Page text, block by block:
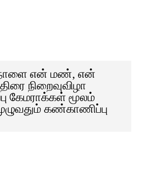
நாளை என் மண், என்
நிறைவுவிழா
கேமராக்கள் மூலம்
கண்காணிப்பு